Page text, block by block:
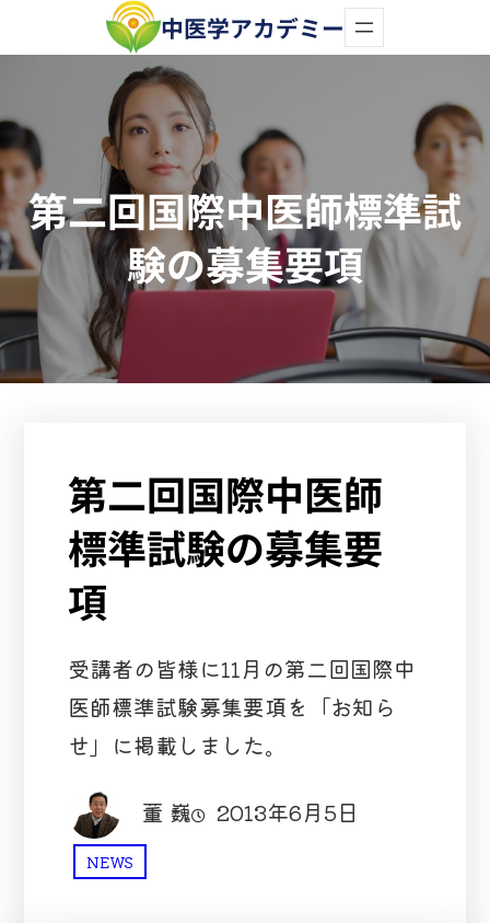
容
ス
キ
ッ
プ
中医学アカデミー
第二回国際中医師標準試
験の募集要項
第二回国際中医師
標準試験の募集要
項
受講者の皆様に11月の第二回国際中
医師標準試験募集要項を「お知ら
せ」に掲載しました。
董 巍 2013年6月5日
NEWS